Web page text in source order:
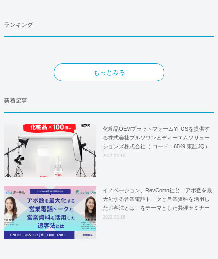
ランキング
もっとみる
新着記事
化粧品OEMプラットフォームYFOSを提供す
る株式会社プルソワンとディーエムソリュー
ションズ株式会社（ コード：6549 東証JQ）
はYFOSにおけるロジスティクスパートナー
2022.03.16
イノベーション、RevComn社と「アポ数を最
大化する営業電話トークと営業資料を活用し
た追客法とは」をテーマとした共催セミナー
を開催！
2022.03.16